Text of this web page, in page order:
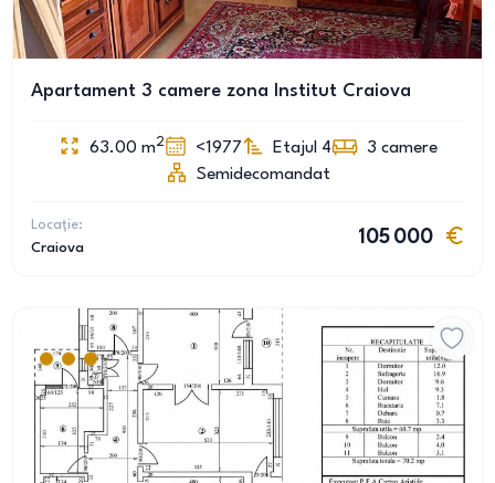
Apartament 3 camere zona Institut Craiova
63.00 m2 <1977 Etajul 4 3 camere
Semidecomandat
Locație:
Craiova
105 000